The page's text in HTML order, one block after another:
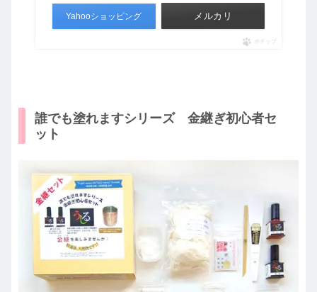
Yahooショッピング メルカリ
ポチップ
誰でも塗れますシリーズ 金継ぎ初心者セ
ット